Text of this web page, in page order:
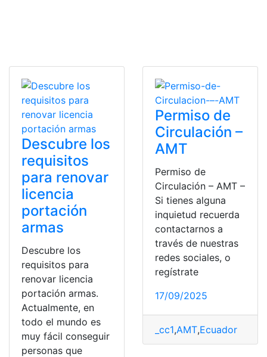
Descubre los
requisitos
para renovar
licencia
portación
armas
Descubre los
requisitos para
renovar licencia
portación armas.
Actualmente, en
todo el mundo es
muy fácil conseguir
personas que
Permiso de
Circulación –
AMT
Permiso de
Circulación – AMT –
Si tienes alguna
inquietud recuerda
contactarnos a
través de nuestras
redes sociales, o
regístrate
17/09/2025
_cc1,AMT,Ecuador